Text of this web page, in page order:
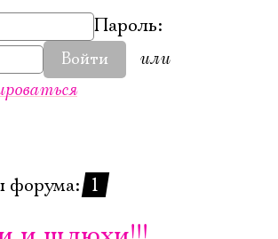
Пароль:
Войти
или
форума: 1